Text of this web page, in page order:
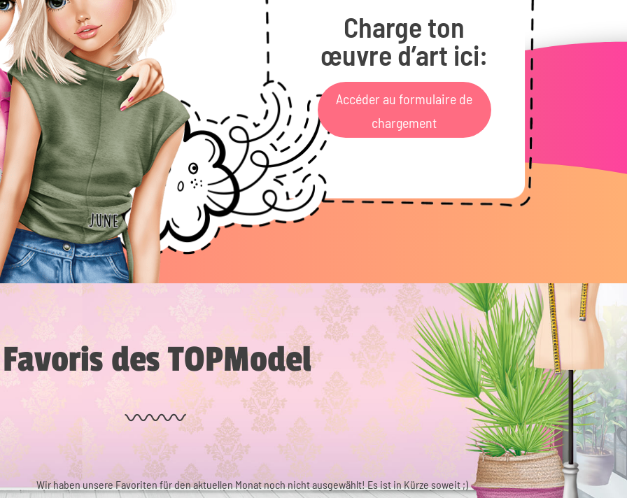
Charge ton
œuvre d’art ici:
Accéder au formulaire de
chargement
Favoris des TOPModel
Wir haben unsere Favoriten für den aktuellen Monat noch nicht ausgewählt! Es ist in Kürze soweit ;)